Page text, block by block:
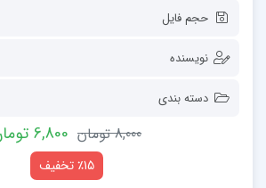
حجم فایل
نویسنده
دسته بندی
8,000 تومان 6,800 تومان
٪15 تخفیف